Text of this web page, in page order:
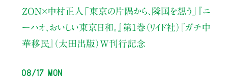
ZON×中村正人 「東京の片隅から、隣国を想う」
『ニ
ーハオ、おいしい東京日和。』第1巻（リイド社） 『ガチ中
華移民』（太田出版）W刊行記念
08/17 Mon